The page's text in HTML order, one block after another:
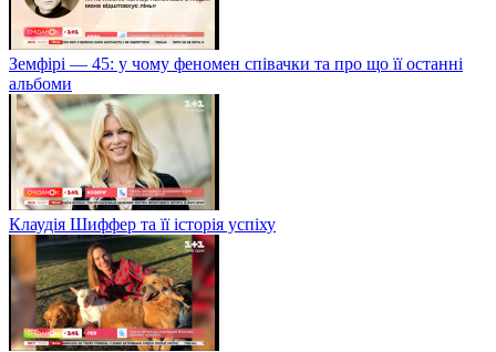
Земфірі — 45: у чому феномен співачки та про що її останні
альбоми
Клаудія Шиффер та її історія успіху